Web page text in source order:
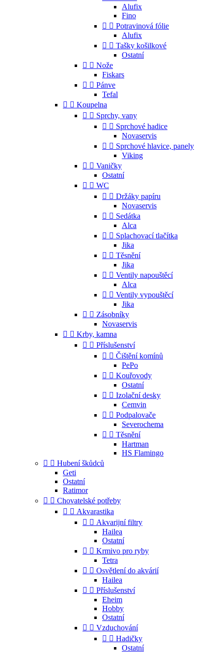
Alufix
Fino
  Potravinová fólie
Alufix
  Tašky košilkové
Ostatní
  Nože
Fiskars
  Pánve
Tefal
  Koupelna
  Sprchy, vany
  Sprchové hadice
Novaservis
  Sprchové hlavice, panely
Viking
  Vaničky
Ostatní
  WC
  Držáky papíru
Novaservis
  Sedátka
Alca
  Splachovací tlačítka
Jika
  Těsnění
Jika
  Ventily napouštěcí
Alca
  Ventily vypouštěcí
Jika
  Zásobníky
Novaservis
  Krby, kamna
  Příslušenství
  Čištění komínů
PePo
  Kouřovody
Ostatní
  Izolační desky
Cemvin
  Podpalovače
Severochema
  Těsnění
Hartman
HS Flamingo
  Hubení škůdců
Geti
Ostatní
Ratimor
  Chovatelské potřeby
  Akvarastika
  Akvarijní filtry
Hailea
Ostatní
  Krmivo pro ryby
Tetra
  Osvětlení do akvárií
Hailea
  Příslušenství
Eheim
Hobby
Ostatní
  Vzduchování
  Hadičky
Ostatní